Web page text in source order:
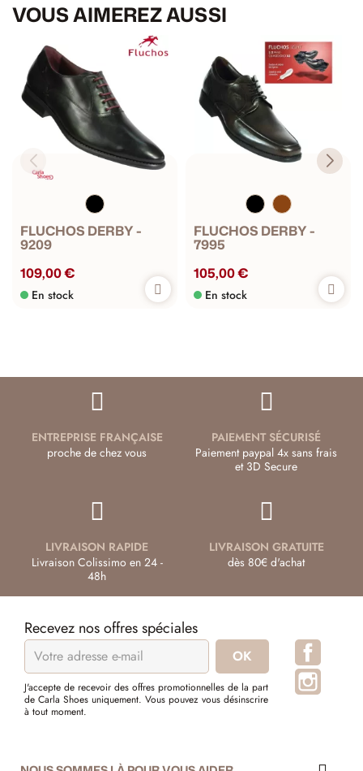
VOUS AIMEREZ AUSSI
FLUCHOS DERBY -
9209
109,00 €
En stock
FLUCHOS DERBY -
7995
105,00 €
En stock
ENTREPRISE FRANÇAISE
proche de chez vous
PAIEMENT SÉCURISÉ
Paiement paypal 4x sans frais
et 3D Secure
LIVRAISON RAPIDE
Livraison Colissimo en 24 -
48h
LIVRAISON GRATUITE
dès 80€ d'achat
Recevez nos offres spéciales
J'accepte de recevoir des offres promotionnelles de la part
de Carla Shoes uniquement. Vous pouvez vous désinscrire
à tout moment.